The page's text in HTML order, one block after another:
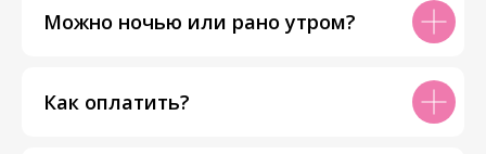
Можно ночью или рано утром?
Как оплатить?